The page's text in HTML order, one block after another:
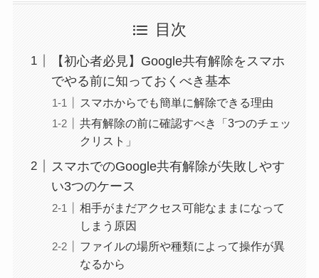
目次
【初心者必見】Google共有解除をスマホ
でやる前に知っておくべき基本
スマホからでも簡単に解除できる理由
共有解除の前に確認すべき「3つのチェッ
クリスト」
スマホでのGoogle共有解除が失敗しやす
い3つのケース
相手がまだアクセス可能なままになって
しまう原因
ファイルの場所や種類によって操作が異
なるから